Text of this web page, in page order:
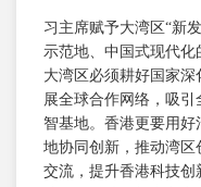
习主席赋予大湾区“新
示范地、中国式现代化
大湾区必须耕好国家
展全球合作网络，吸引
智基地。香港更要用
地协同创新，推动湾
交流，提升香港科技